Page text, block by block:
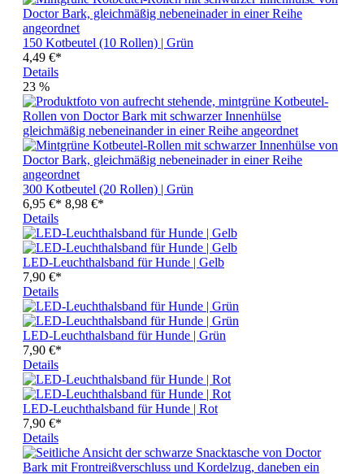
150 Kotbeutel (10 Rollen) | Grün
4,49 €*
Details
23 %
300 Kotbeutel (20 Rollen) | Grün
6,95 €* 8,98 €*
Details
LED-Leuchthalsband für Hunde | Gelb
7,90 €*
Details
LED-Leuchthalsband für Hunde | Grün
7,90 €*
Details
LED-Leuchthalsband für Hunde | Rot
7,90 €*
Details